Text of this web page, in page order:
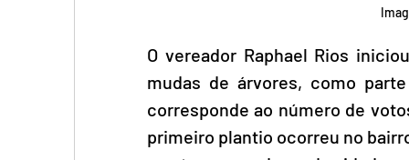
O vereador Raphael Rios
mudas de árvores, como
corresponde ao número de
primeiro plantio ocorreu no